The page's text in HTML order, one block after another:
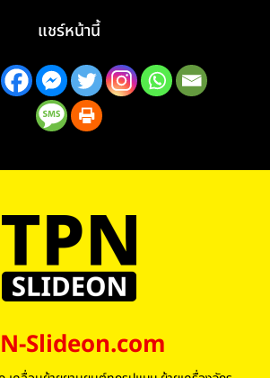
แชร์หน้านี้
Slideon.com